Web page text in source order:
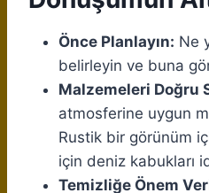
Önce Planlayın: Ne
belirleyin ve buna
Malzemeleri Doğru
atmosferine uygun
Rustik bir görünüm
için deniz kabukları
Temizliğe Önem